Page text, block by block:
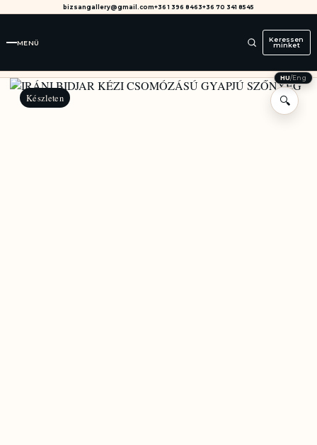
bizsangallery@gmail.com+36 1 396 8463+36 70 341 8545
MENÜ Keressen
minket
HU/Eng
Készleten 🔍